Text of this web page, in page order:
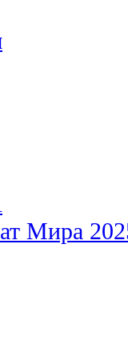
Мира